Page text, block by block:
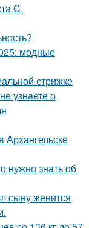
C.
модные
стрижке
узнаете о
Архангельске
нужно знать об
сыну женится